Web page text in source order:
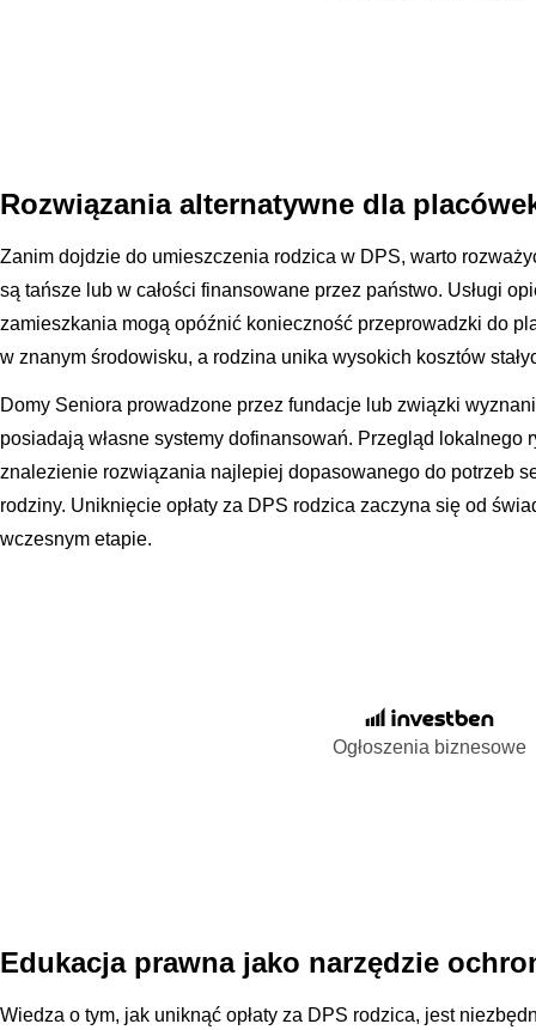
Rozwiązania alternatywne dla
Zanim dojdzie do umieszczenia rodzica w DPS, warto
są tańsze lub w całości finansowane przez państwo. Usługi
zamieszkania mogą opóźnić konieczność przeprowadzki do
w znanym środowisku, a rodzina unika wysokich kosztów
Domy Seniora prowadzone przez fundacje lub związki
posiadają własne systemy dofinansowań. Przegląd lokalnego
znalezienie rozwiązania najlepiej dopasowanego do potrzeb
rodziny. Uniknięcie opłaty za DPS rodzica zaczyna się od
wczesnym etapie.
Ogłoszenia biznesowe
Edukacja prawna jako narzędzie
Wiedza o tym, jak uniknąć opłaty za DPS rodzica, jest